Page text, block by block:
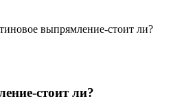
выпрямление-стоит ли?
стоит ли?